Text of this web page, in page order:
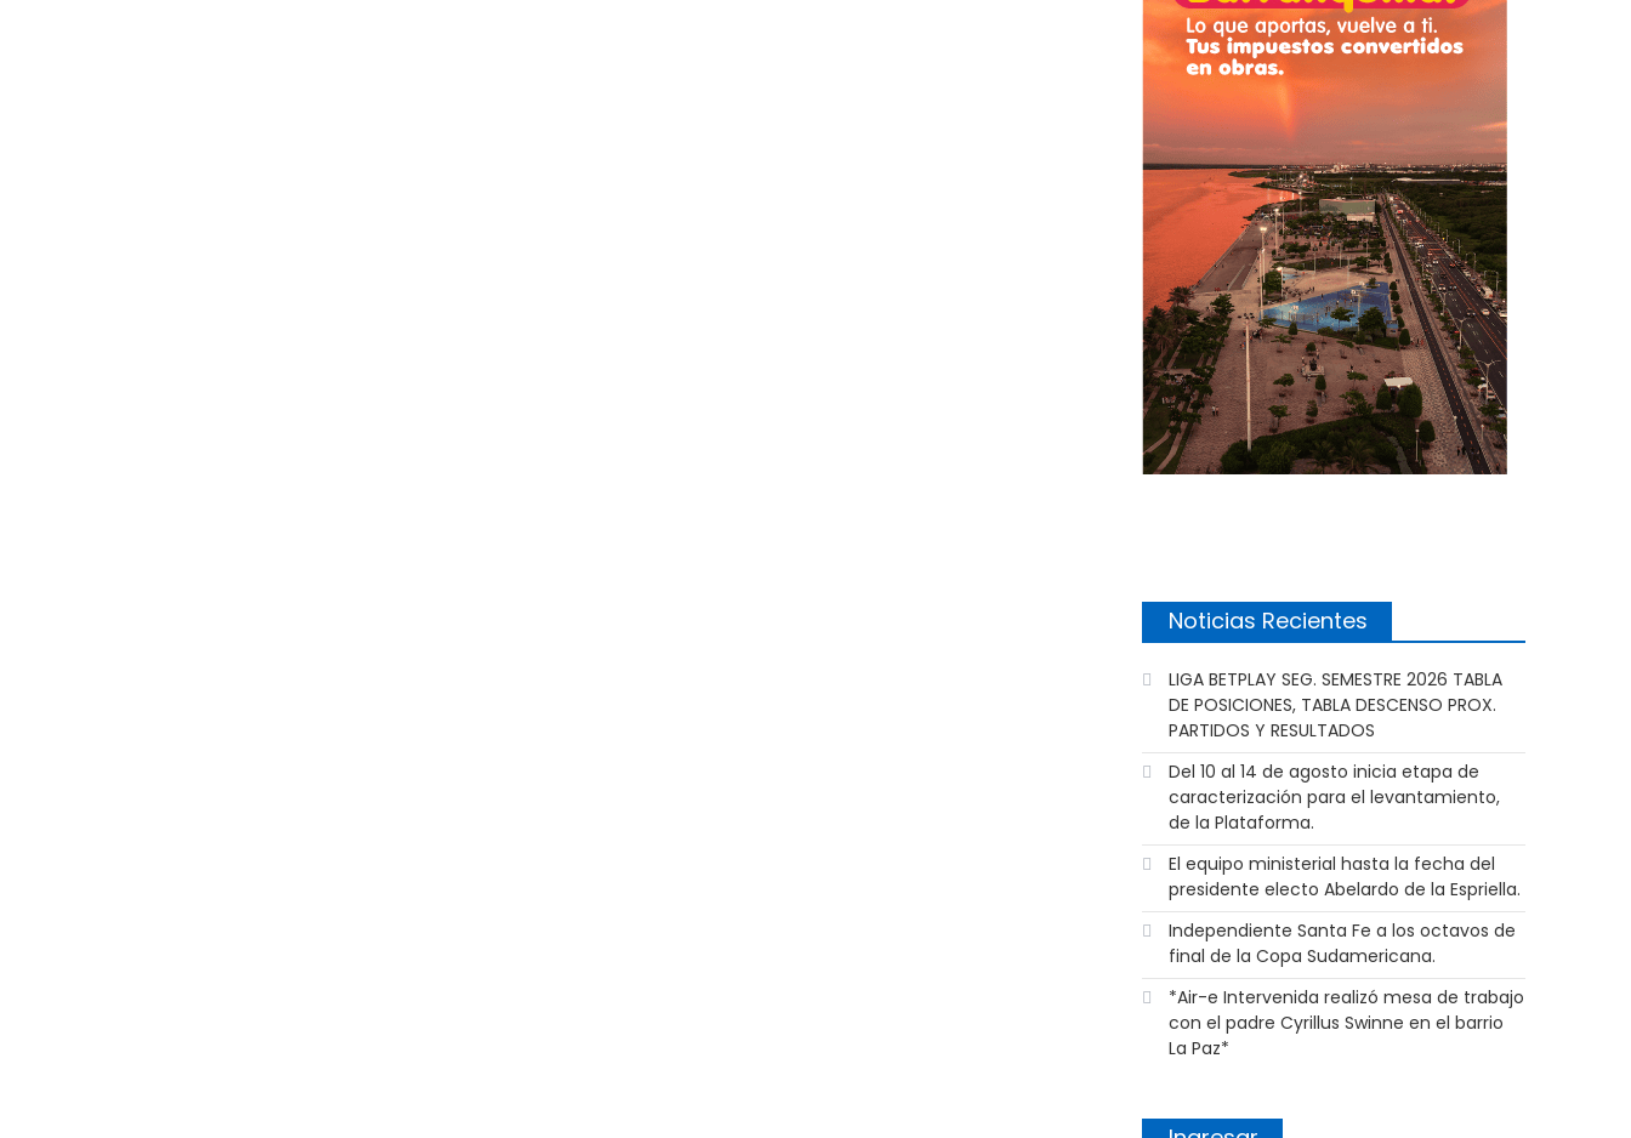
Noticias Recientes
LIGA BETPLAY SEG. SEMESTRE 2026 TABLA
DE POSICIONES, TABLA DESCENSO PROX.
PARTIDOS Y RESULTADOS
Del 10 al 14 de agosto inicia etapa de
caracterización para el levantamiento,
de la Plataforma.
El equipo ministerial hasta la fecha del
presidente electo Abelardo de la Espriella.
Independiente Santa Fe a los octavos de
final de la Copa Sudamericana.
*Air-e Intervenida realizó mesa de trabajo
con el padre Cyrillus Swinne en el barrio
La Paz*